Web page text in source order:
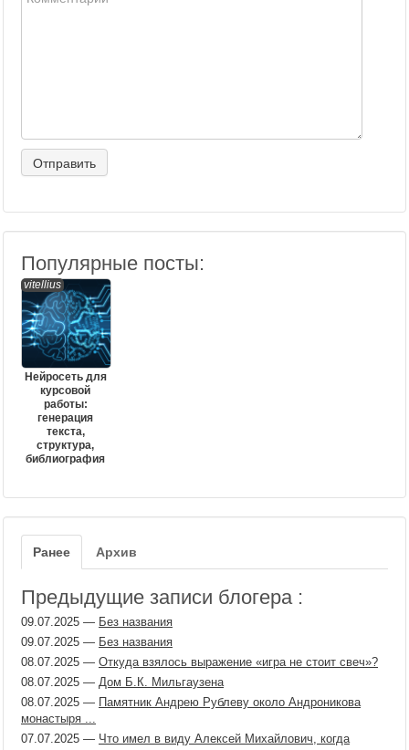
Популярные посты:
vitellius
Нейросеть для
курсовой
работы:
генерация
текста,
структура,
библиография
Ранее Архив
Предыдущие записи блогера :
09.07.2025 — Без названия
09.07.2025 — Без названия
08.07.2025 — Откуда взялось выражение «игра не стоит свеч»?
08.07.2025 — Дом Б.К. Мильгаузена
08.07.2025 — Памятник Андрею Рублеву около Андроникова
монастыря ...
07.07.2025 — Что имел в виду Алексей Михайлович, когда